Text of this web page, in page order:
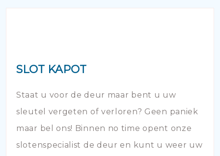
SLOT KAPOT
Staat u voor de deur maar bent u uw
sleutel vergeten of verloren? Geen paniek
maar bel ons! Binnen no time opent onze
slotenspecialist de deur en kunt u weer uw